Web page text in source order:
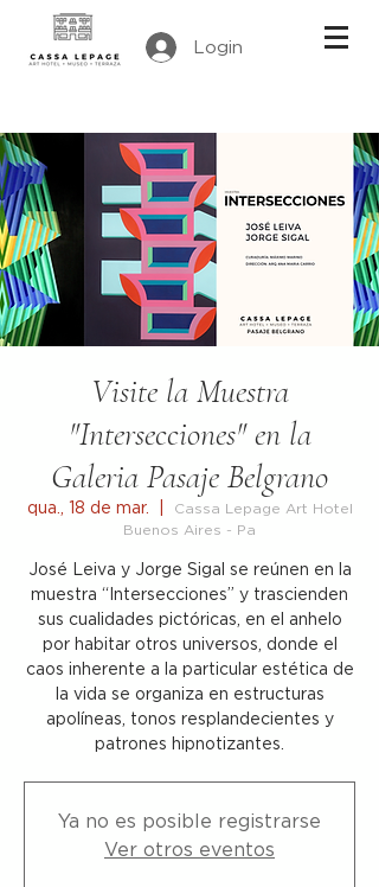
Login
Visite la Muestra
"Intersecciones" en la
Galeria Pasaje Belgrano
qua., 18 de mar.
Cassa Lepage Art Hotel
Buenos Aires - Pa
José Leiva y Jorge Sigal se reúnen en la
muestra “Intersecciones” y trascienden
sus cualidades pictóricas, en el anhelo
por habitar otros universos, donde el
caos inherente a la particular estética de
la vida se organiza en estructuras
apolíneas, tonos resplandecientes y
patrones hipnotizantes.
Ya no es posible registrarse
Ver otros eventos